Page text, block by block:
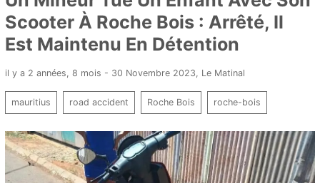
Scooter À Roche Bois : Arrêté, Il
Est Maintenu En Détention
il y a 2 années, 8 mois - 30 Novembre 2023 Le Matinal
mauritius road accident Roche Bois roche-bois